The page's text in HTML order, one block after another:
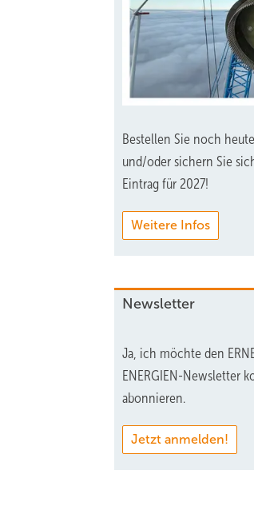
Bestellen Sie noch
und/oder sichern Sie
Eintrag für 2027!
Weitere Infos
Newsletter
Ja, ich möchte den
ENERGIEN-Newsletter
abonnieren.
Jetzt anmelden!